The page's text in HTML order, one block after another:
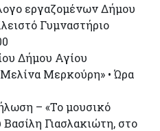
εργαζομένων Δήμου
Γυμναστήριο
Δήμου Αγίου
Μερκούρη» • Ώρα
– «Το μουσικό
Γιασλακιώτη, στο